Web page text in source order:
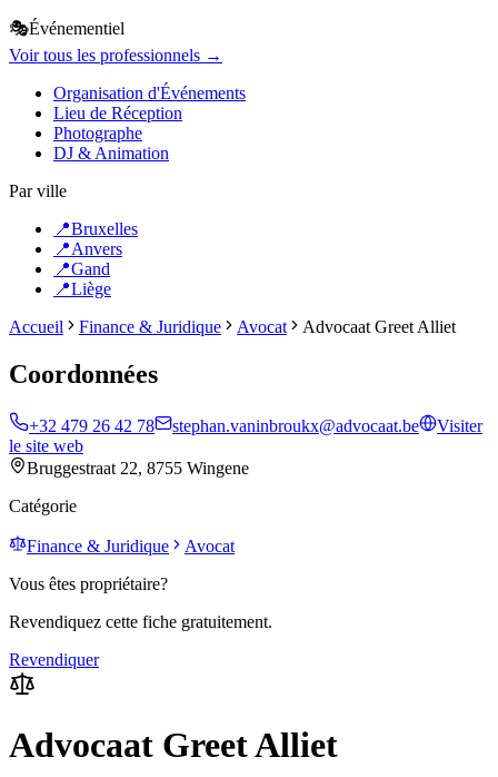
🎭Événementiel
Voir tous les professionnels →
Organisation d'Événements
Lieu de Réception
Photographe
DJ & Animation
Par ville
📍Bruxelles
📍Anvers
📍Gand
📍Liège
Accueil
Finance & Juridique Avocat Advocaat Greet Alliet
Coordonnées
+32 479 26 42 78 stephan.vaninbroukx@advocaat.be
Visiter
le site web
Bruggestraat 22, 8755 Wingene
Catégorie
Finance & Juridique
Avocat
Vous êtes propriétaire?
Revendiquez cette fiche gratuitement.
Revendiquer
Advocaat Greet Alliet